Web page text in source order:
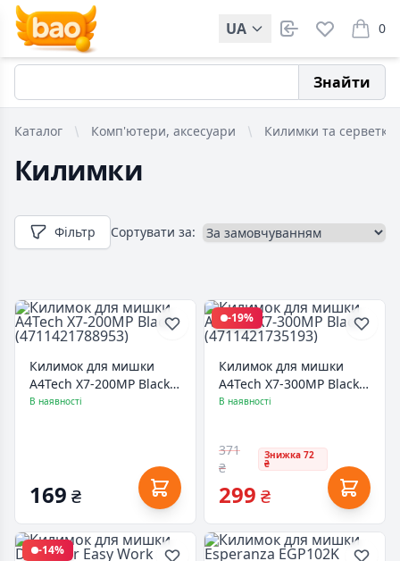
UA 0
items
Знайти
Каталог Комп'ютери, аксесуари Килимки та серветки
Килимки
Фільтр Сортувати за:
Килимок для мишки
A4Tech X7-200MP Black
(4711421788953)
В наявності
169 ₴
-19%
Килимок для мишки
A4Tech X7-300MP Black
(4711421735193)
В наявності
371
₴
Знижка 72
₴
299 ₴
-14%